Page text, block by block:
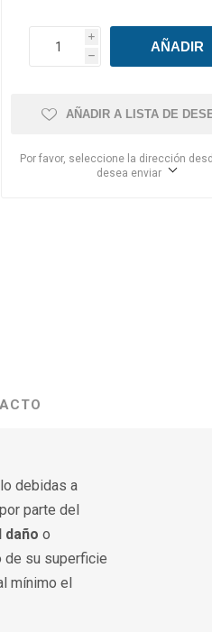
i
h
AÑADIR A LISTA DE
Por favor, seleccione la dirección
desea enviar
debidas a
parte del
daño o
de su superficie
mínimo el